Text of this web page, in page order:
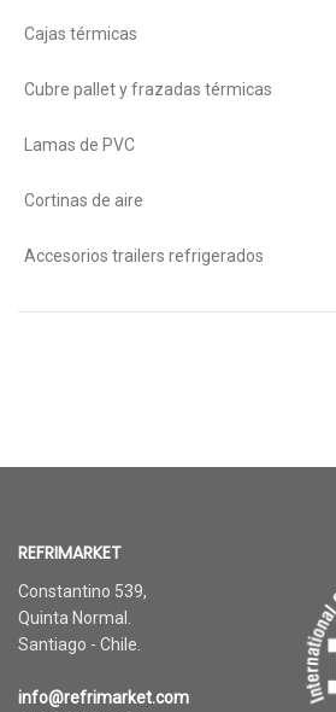
Cajas térmicas
Cubre pallet y frazadas térmicas
Lamas de PVC
Cortinas de aire
Accesorios trailers refrigerados
REFRIMARKET
Constantino 539,
Quinta Normal.
Santiago - Chile.
info@refrimarket.com